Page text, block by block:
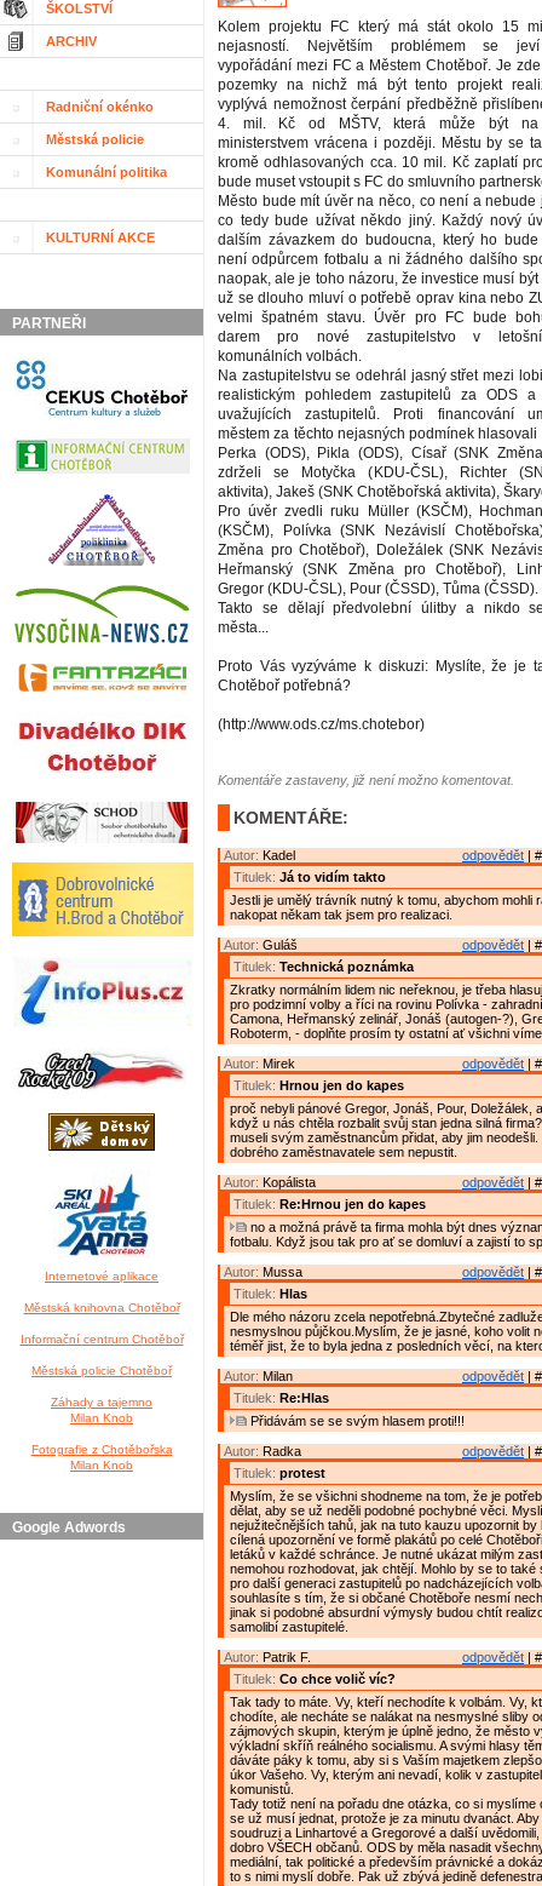
ŠKOLSTVÍ
ARCHIV
Radniční okénko
Městská policie
Komunální politika
KULTURNÍ AKCE
PARTNEŘI
Internetové aplikace
Městská knihovna Chotěboř
Informační centrum Chotěboř
Městská policie Chotěboř
Záhady a tajemno
Milan Knob
Fotografie z Chotěbořska
Milan Knob
Google Adwords
Kolem projektu FC který má stát okolo 15
nejasností. Největším problémem se jeví
vypořádání mezi FC a Městem Chotěboř. Je
pozemky na nichž má být tento projekt
vyplývá nemožnost čerpání předběžně
4. mil. Kč od MŠTV, která může být na
ministerstvem vrácena i později. Městu by se
kromě odhlasovaných cca. 10 mil. Kč zaplatí
bude muset vstoupit s FC do smluvního
Město bude mít úvěr na něco, co není a nebude
co tedy bude užívat někdo jiný. Každý nový
dalším závazkem do budoucna, který ho bude
není odpůrcem fotbalu a ni žádného dalšího
naopak, ale je toho názoru, že investice musí
už se dlouho mluví o potřebě oprav kina nebo
velmi špatném stavu. Úvěr pro FC bude
darem pro nové zastupitelstvo v
komunálních volbách.
Na zastupitelstvu se odehrál jasný střet mezi
realistickým pohledem zastupitelů za ODS
uvažujících zastupitelů. Proti financování
městem za těchto nejasných podmínek hlasovali
Perka (ODS), Pikla (ODS), Císař (SNK
zdrželi se Motyčka (KDU-ČSL), Richter
aktivita), Jakeš (SNK Chotěbořská aktivita),
Pro úvěr zvedli ruku Müller (KSČM),
(KSČM), Polívka (SNK Nezávislí
Změna pro Chotěboř), Doležálek (SNK
Heřmanský (SNK Změna pro Chotěboř),
Gregor (KDU-ČSL), Pour (ČSSD), Tůma (ČSSD).
Takto se dělají předvolební úlitby a nikdo
města...
Proto Vás vyzýváme k diskuzi: Myslíte, že je
Chotěboř potřebná?
(http://www.ods.cz/ms.chotebor)
Komentáře zastaveny, již není možno komentovat.
KOMENTÁŘE:
odpovědět |
Autor: Kadel
Titulek: Já to vidím takto
Jestli je umělý trávník nutný k tomu, abychom mohli
nakopat někam tak jsem pro realizaci.
odpovědět |
Autor: Guláš
Titulek: Technická poznámka
Zkratky normálním lidem nic neřeknou, je třeba
pro podzimní volby a říci na rovinu Polívka -
Camona, Heřmanský zelinář, Jonáš (autogen-?),
Roboterm, - doplňte prosím ty ostatní ať všichni
odpovědět |
Autor: Mirek
Titulek: Hrnou jen do kapes
proč nebyli pánové Gregor, Jonáš, Pour, Doležálek,
když u nás chtěla rozbalit svůj stan jedna silná
museli svým zaměstnancům přidat, aby jim neodešli.
dobrého zaměstnavatele sem nepustit.
odpovědět |
Autor: Kopálista
Titulek: Re:Hrnou jen do kapes
no a možná právě ta firma mohla být dnes
fotbalu. Když jsou tak pro ať se domluví a zajistí to
odpovědět |
Autor: Mussa
Titulek: Hlas
Dle mého názoru zcela nepotřebná.Zbytečné
nesmyslnou půjčkou.Myslím, že je jasné, koho volit
téměř jist, že to byla jedna z posledních věcí, na
odpovědět |
Autor: Milan
Titulek: Re:Hlas
Přidávám se se svým hlasem proti!!!
odpovědět |
Autor: Radka
Titulek: protest
Myslím, že se všichni shodneme na tom, že je
dělat, aby se už neděli podobné pochybné věci.
nejužitečnějších tahů, jak na tuto kauzu upozornit
cílená upozornění ve formě plakátů po celé
letáků v každé schránce. Je nutné ukázat milým
nemohou rozhodovat, jak chtějí. Mohlo by se to také
pro další generaci zastupitelů po nadcházejících
souhlasíte s tím, že si občané Chotěboře nesmí
jinak si podobné absurdní výmysly budou chtít
samolibí zastupitelé.
odpovědět |
Autor: Patrik F.
Titulek: Co chce volič víc?
Tak tady to máte. Vy, kteří nechodíte k volbám. Vy,
chodíte, ale necháte se nalákat na nesmyslné sliby
zájmových skupin, kterým je úplně jedno, že město
výkladní skříň reálného socialismu. A svými hlasy
dáváte páky k tomu, aby si s Vaším majetkem
úkor Vašeho. Vy, kterým ani nevadí, kolik v
komunistů.
Tady totiž není na pořadu dne otázka, co si myslíme
se už musí jednat, protože je za minutu dvanáct.
soudruzi a Linhartové a Gregorové a další
dobro VŠECH občanů. ODS by měla nasadit
mediální, tak politické a především právnické a
to s nimi myslí dobře. Pak už zbývá jedině